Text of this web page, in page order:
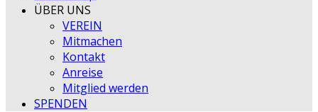
ÜBER UNS
VEREIN
Mitmachen
Kontakt
Anreise
Mitglied werden
SPENDEN